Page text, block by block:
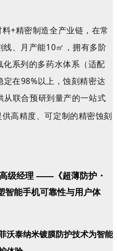
+精密制造全产业链，在常
、月产能10㎡，拥有多阶
系列的多药水体系（适配
在98%以上，蚀刻精密达
从联合预研到量产的一站式
高精度、可定制的精密蚀刻
级经理 ——《超薄防护・
智能手机可靠性与用户体
沃泰纳米镀膜防护技术为智能